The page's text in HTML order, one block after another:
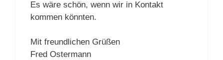
Es wäre schön, wenn wir in Kontakt
kommen könnten.
Mit freundlichen Grüßen
Fred Ostermann